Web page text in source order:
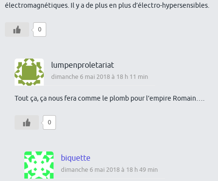
électromagnétiques. Il y a de plus en plus d’électro-hypersensibles.
0
lumpenproletariat
dimanche 6 mai 2018 à 18 h 11 min
Tout ça, ça nous fera comme le plomb pour l’empire Romain….
0
biquette
dimanche 6 mai 2018 à 18 h 49 min